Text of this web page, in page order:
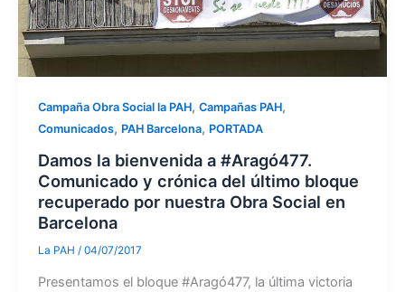
Campaña Obra Social la PAH, Campañas PAH,
Comunicados, PAH Barcelona, PORTADA
Damos la bienvenida a #Aragó477.
Comunicado y crónica del último bloque
recuperado por nuestra Obra Social en
Barcelona
La PAH / 04/07/2017
Presentamos el bloque #Aragó477, la última victoria